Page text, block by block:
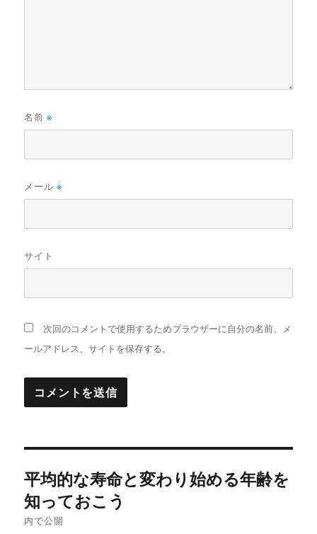
名前※
メール※
サイト
次回のコメントで使用するためブラウザーに自分の名前、メ
ールアドレス、サイトを保存する。
稿
ナ
平均的な寿命と変わり始める年齢を
知っておこう
内で公開